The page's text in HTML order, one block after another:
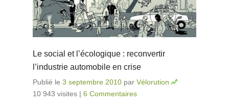
Le social et l’écologique : reconvertir
l’industrie automobile en crise
Publié le 3 septembre 2010 par Vélorution
10 943 visites | 6 Commentaires